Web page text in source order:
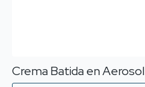
Crema Batida en Aerosol